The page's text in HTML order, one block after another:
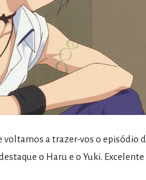
voltamos a trazer-vos o episódio
o Haru e o Yuki. Excelente